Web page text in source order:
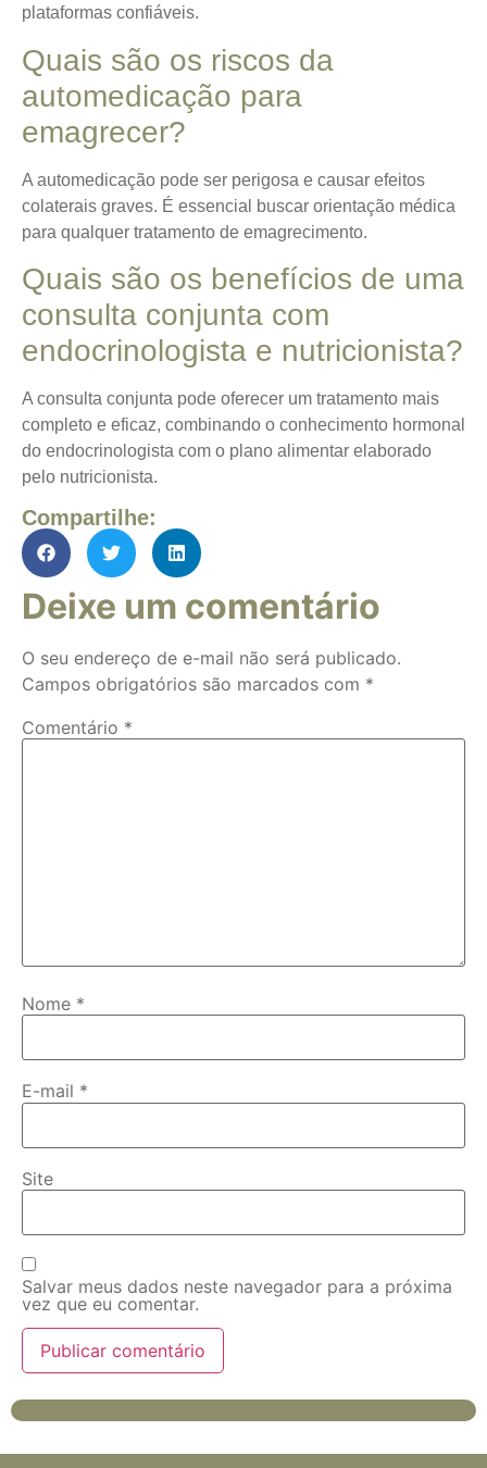
plataformas confiáveis.
Quais são os riscos da
automedicação para
emagrecer?
A automedicação pode ser perigosa e causar efeitos
colaterais graves. É essencial buscar orientação médica
para qualquer tratamento de emagrecimento.
Quais são os benefícios de uma
consulta conjunta com
endocrinologista e nutricionista?
A consulta conjunta pode oferecer um tratamento mais
completo e eficaz, combinando o conhecimento hormonal
do endocrinologista com o plano alimentar elaborado
pelo nutricionista.
Compartilhe:
Deixe um comentário
O seu endereço de e-mail não será publicado.
Campos obrigatórios são marcados com *
Comentário *
Nome *
E-mail *
Site
Salvar meus dados neste navegador para a próxima
vez que eu comentar.